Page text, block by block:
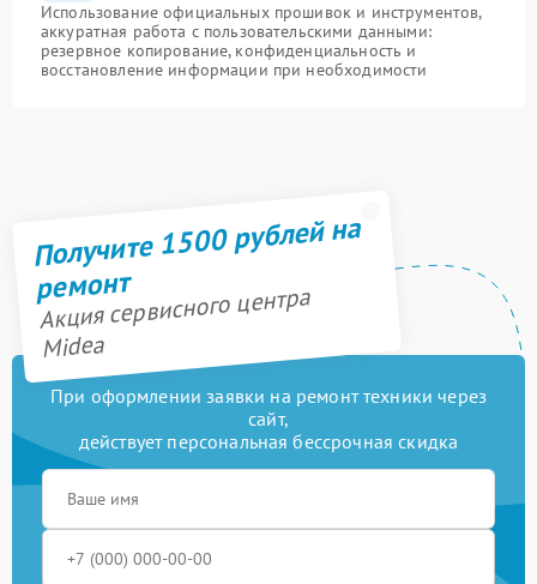
Использование официальных прошивок и инструментов,
аккуратная работа с пользовательскими данными:
резервное копирование, конфиденциальность и
восстановление информации при необходимости
Получите 1500 рублей на
ремонт
Акция сервисного центра
Midea
При оформлении заявки на ремонт техники через
сайт,
действует персональная бессрочная скидка